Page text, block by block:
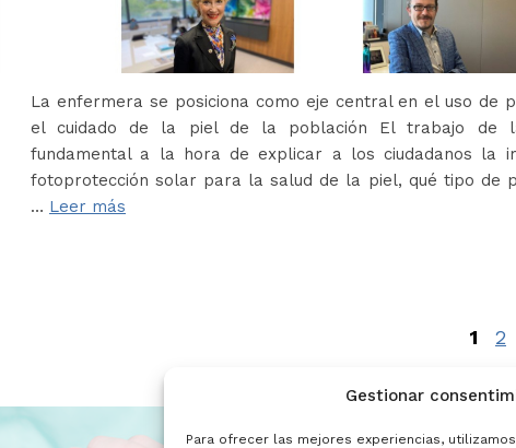
Gestionar
Para ofrecer las mejores experiencias,
La enfermera se posiciona como eje central en el uso de
el cuidado de la piel de la población El trabajo de
fundamental a la hora de explicar a los ciudadanos la
fotoprotección solar para la salud de la piel, qué tipo de
… Leer más
1 2